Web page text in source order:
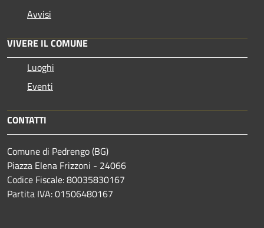
Avvisi
VIVERE IL COMUNE
Luoghi
Eventi
CONTATTI
Comune di Pedrengo (BG)
Piazza Elena Frizzoni - 24066
Codice Fiscale: 80035830167
Partita IVA: 01506480167